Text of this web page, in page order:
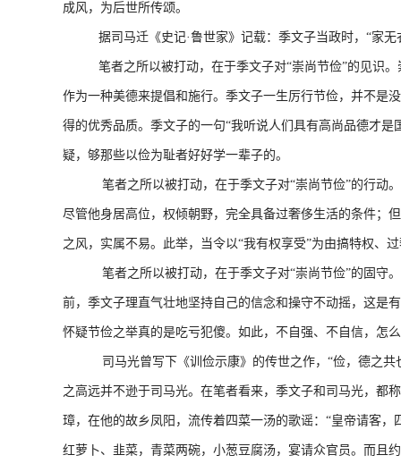
成风，为后世所传颂。
据司马迁《史记·鲁世家》记载：季文子当政时，“家无
笔者之所以被打动，在于季文子对“崇尚节俭”的见识。
作为一种美德来提倡和施行。季文子一生厉行节俭，并不是
得的优秀品质。季文子的一句“我听说人们具有高尚品德才
疑，够那些以俭为耻者好好学一辈子的。
笔者之所以被打动，在于季文子对“崇尚节俭”的行动。
尽管他身居高位，权倾朝野，完全具备过奢侈生活的条件；
之风，实属不易。此举，当令以“我有权享受”为由搞特权、
笔者之所以被打动，在于季文子对“崇尚节俭”的固守。 “
前，季文子理直气壮地坚持自己的信念和操守不动摇，这是
怀疑节俭之举真的是吃亏犯傻。如此，不自强、不自信，怎
司马光曾写下《训俭示康》的传世之作，“俭，德之共也
之高远并不逊于司马光。在笔者看来，季文子和司马光，都
璋，在他的故乡凤阳，流传着四菜一汤的歌谣：“皇帝请客
红萝卜、韭菜，青菜两碗，小葱豆腐汤，宴请众官员。而且